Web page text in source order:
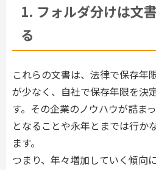
1. フォルダ分けは文
る
これらの文書は、法律で保存年
が少なく、自社で保存年限を決
す。その企業のノウハウが詰ま
となることや永年とまでは行か
ます。
つまり、年々増加していく傾向